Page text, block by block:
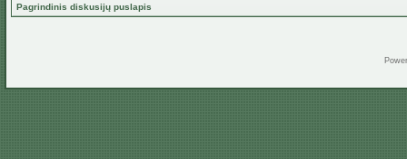
Pagrindinis diskusijų puslapis